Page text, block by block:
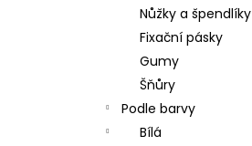
Nůžky a špendlíky
Fixační pásky
Gumy
Šňůry
Podle barvy
Bílá